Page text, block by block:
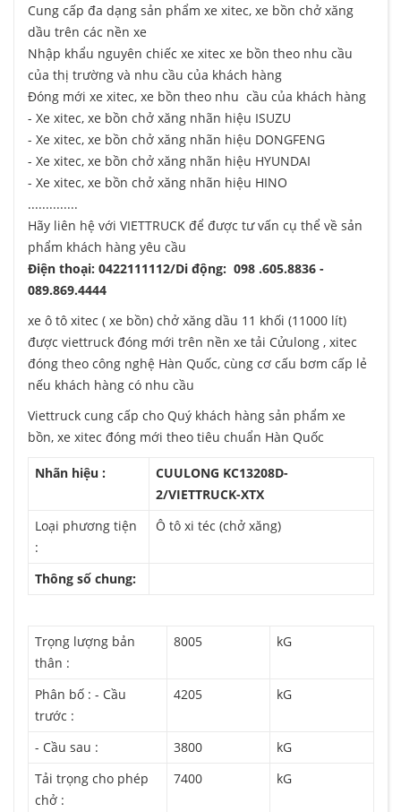
Cung cấp đa dạng sản phẩm xe xitec, xe bồn chở xăng
dầu trên các nền xe
Nhập khẩu nguyên chiếc xe xitec xe bồn theo nhu cầu
của thị trường và nhu cầu của khách hàng
Đóng mới xe xitec, xe bồn theo nhu cầu của khách hàng
- Xe xitec, xe bồn chở xăng nhãn hiệu ISUZU
- Xe xitec, xe bồn chở xăng nhãn hiệu DONGFENG
- Xe xitec, xe bồn chở xăng nhãn hiệu HYUNDAI
- Xe xitec, xe bồn chở xăng nhãn hiệu HINO
..............
Hãy liên hệ với VIETTRUCK để được tư vấn cụ thể về sản
phẩm khách hàng yêu cầu
Điện thoại: 0422111112/Di động: 098 .605.8836 -
089.869.4444
xe ô tô xitec ( xe bồn) chở xăng dầu 11 khối (11000 lít)
được viettruck đóng mới trên nền xe tải Cửulong , xitec
đóng theo công nghệ Hàn Quốc, cùng cơ cấu bơm cấp lẻ
nếu khách hàng có nhu cầu
Viettruck cung cấp cho Quý khách hàng sản phẩm xe
bồn, xe xitec đóng mới theo tiêu chuẩn Hàn Quốc
Nhãn hiệu :
CUULONG KC13208D-
2/VIETTRUCK-XTX
Loại phương tiện
:
Ô tô xi téc (chở xăng)
Thông số chung:
Trọng lượng bản
thân :
8005 kG
Phân bố : - Cầu
trước :
4205 kG
- Cầu sau : 3800
kG
Tải trọng cho phép
chở :
7400 kG